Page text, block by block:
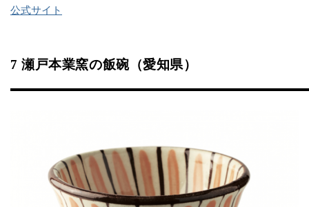
公式サイト
7 瀬戸本業窯の飯碗（愛知県）